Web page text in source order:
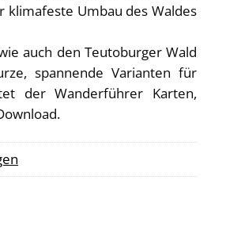
Umbau des Waldes
auch den Teutoburger Wald
spannende Varianten für
der Wanderführer Karten,